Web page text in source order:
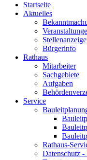
Startseite
Aktuelles
Bürgerinfo
Rathaus
Mitarbeiter
Sachgebiete
Aufgaben
Service
Rathaus-
Datenschutz